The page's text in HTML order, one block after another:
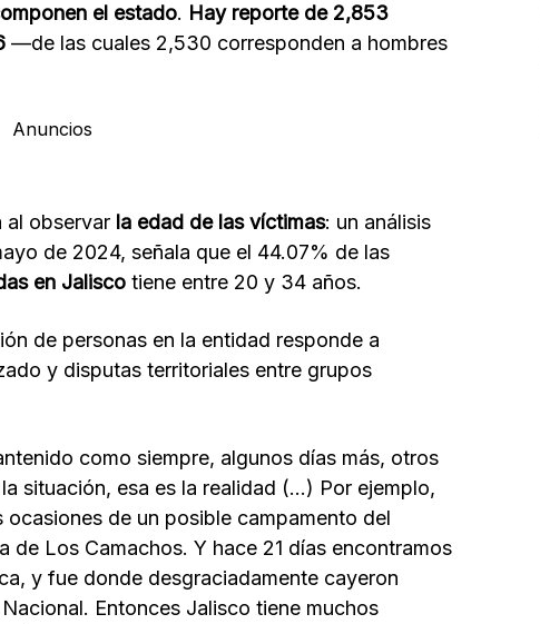
el estado. Hay reporte de 2,853
—de las cuales 2,530 corresponden a hombres
Anuncios
al observar la edad de las víctimas: un análisis
de 2024, señala que el 44.07% de las
en Jalisco tiene entre 20 y 34 años.
de personas en la entidad responde a
y disputas territoriales entre grupos
como siempre, algunos días más, otros
situación, esa es la realidad (…) Por ejemplo,
de un posible campamento del
de Los Camachos. Y hace 21 días encontramos
y fue donde desgraciadamente cayeron
Entonces Jalisco tiene muchos